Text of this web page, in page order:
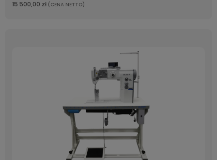
15 500,00 zł (CENA NETTO)